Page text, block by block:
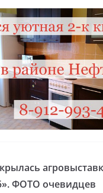
ФОТО очевидцев